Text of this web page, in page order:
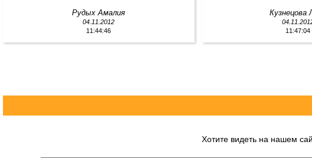
Рудых Амалия
04.11.2012
11:44:46
Кузнецова
11:47:04
Хотите видеть на нашем